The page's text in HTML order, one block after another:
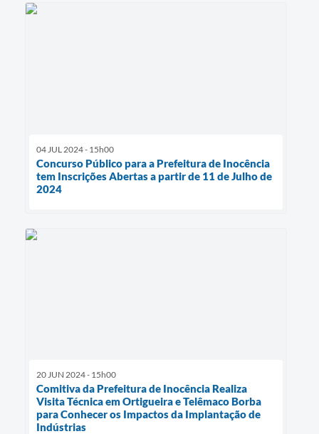
04 JUL 2024 - 15h00
Concurso Público para a Prefeitura de Inocência
tem Inscrições Abertas a partir de 11 de Julho de
2024
20 JUN 2024 - 15h00
Comitiva da Prefeitura de Inocência Realiza
Visita Técnica em Ortigueira e Telêmaco Borba
para Conhecer os Impactos da Implantação de
Indústrias